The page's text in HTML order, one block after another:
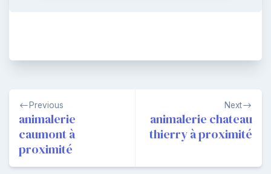
Navigation
de
l’article
Previous
animalerie
caumont à
proximité
Next
animalerie chateau
thierry à proximité